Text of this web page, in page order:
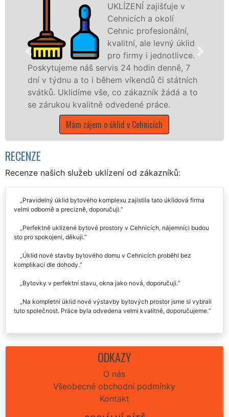
UKLÍZENÍ zajišťuje v
Cehnicích a okolí
Cehnic profesionální,
kvalitní, ale levný úklid
pro firmy i jednotlivce.
servis 24 hodin denně, 7
během víkendů či státních
vše, co zákazník žádá a to
odvedené práce.
o úklid v Cehnicích
nabízíme pro
státní podniky,
Jihočeském kraji
RECENZE
Recenze našich služeb uklízení od zákazníků:
Pravidelný úklid bytového komplexu zajistila tato úklidová firma
velmi odborně a precizně, doporučuji.
Perfektně uklizené bytové prostory v Cehnicích, nájemníci budou
sto pro spokojeni, děkuji.
Úklid nové stavby bytového domu v Cehnicích proběhl bez
komplikací dle dohody.
Bytovky v perfektní stavu, okna jako nová, doporučuji.
Na kompletní úklid nové výstavby bytových prostor jsme si vybrali
tuto společnost. Práce byla odvedena velmi kvalitně, doporučujeme.
ODKAZY
O nás
Všeobecné obchodní podmínky
Kontakt